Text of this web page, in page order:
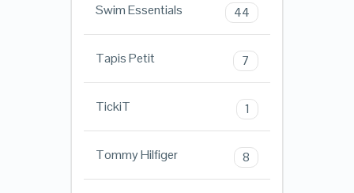
Swim Essentials 44
Tapis Petit 7
TickiT 1
Tommy Hilfiger 8